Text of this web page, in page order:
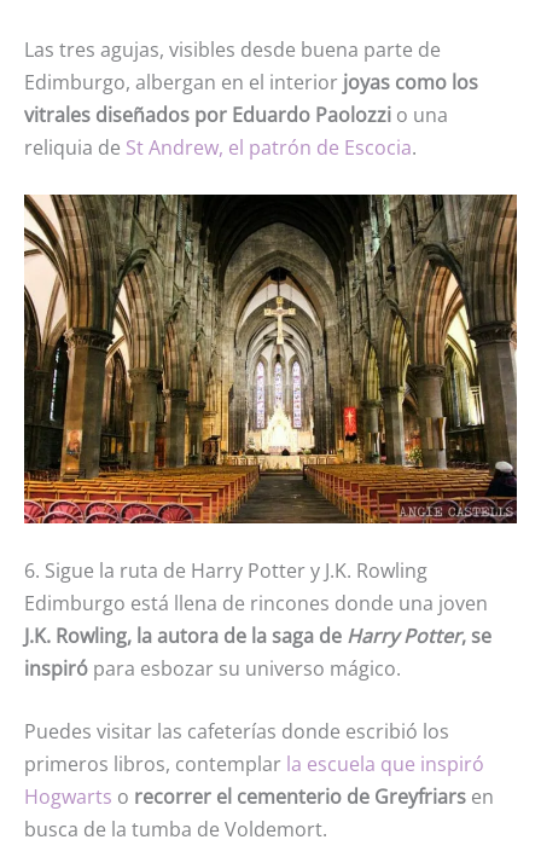
Las tres agujas, visibles desde buena parte de
Edimburgo, albergan en el interior joyas como los
vitrales diseñados por Eduardo Paolozzi o una
reliquia de St Andrew, el patrón de Escocia.
6. Sigue la ruta de Harry Potter y J.K. Rowling
Edimburgo está llena de rincones donde una joven
J.K. Rowling, la autora de la saga de Harry Potter, se
inspiró para esbozar su universo mágico.
Puedes visitar las cafeterías donde escribió los
primeros libros, contemplar la escuela que inspiró
Hogwarts o recorrer el cementerio de Greyfriars en
busca de la tumba de Voldemort.